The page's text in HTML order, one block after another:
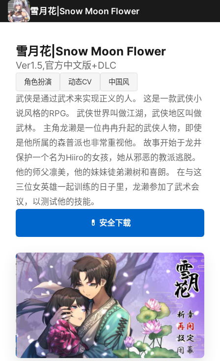
雪月花|Snow Moon Flower
雪月花|Snow Moon Flower
Ver1.5,官方中文版+DLC
角色扮演 动态CV 中国风
武侠是通过武术来实现正义的人。 这是一款武侠小
说风格的RPG。 武侠世界叫做江湖，武侠地区叫做
武林。 主角龙濑是一位冉冉升起的武侠人物，即使
是他所属的森普派也非常重视他。 故事开始于龙井
保护一个名为Hiiro的女孩，她从邪恶的教派逃脱。
他的师父凛美，他的妹妹徒弟濑树和喜朗。 在与这
三位女英雄一起训练的日子里，龙濑参加了武术会
议，以测试他的技能。
💊 安全下载